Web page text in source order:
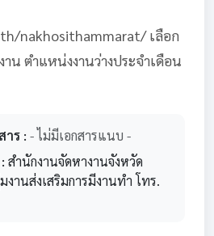
nakhosithammarat/ เลือก
น ตำแหน่งงานว่างประจำเดือน
าร : - ไม่มีเอกสารแนบ -
สำนักงานจัดหางานจังหวัด
งานส่งเสริมการมีงานทำ โทร.